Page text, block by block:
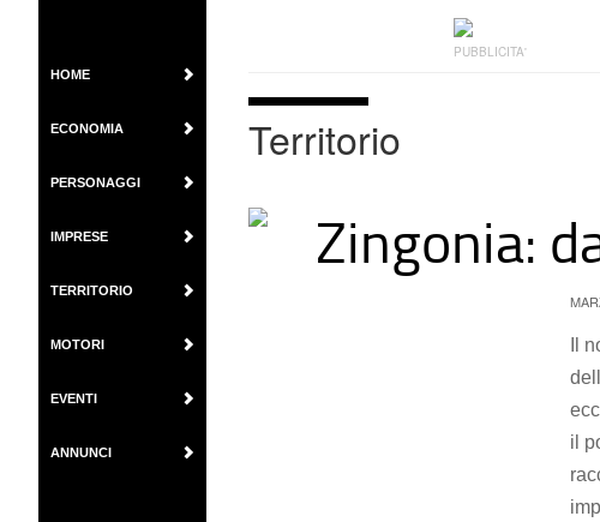
HOME
ECONOMIA
PERSONAGGI
IMPRESE
TERRITORIO
MOTORI
EVENTI
ANNUNCI
PUBBLICITA'
Territorio
Zingonia:
Il
il